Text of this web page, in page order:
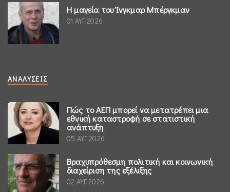
Η μαγεία του Ίνγκμαρ Μπέργκμαν
01 ΑΥΓ 2026
ΑΝΑΛΎΣΕΙΣ
Πώς το ΑΕΠ μπορεί να μετατρέπει μια
εθνική καταστροφή σε στατιστική
ανάπτυξη
05 ΑΥΓ 2026
Βραχυπρόθεσμη πολιτική και κοινωνική
διαχείριση της εξέλιξης
02 ΑΥΓ 2026